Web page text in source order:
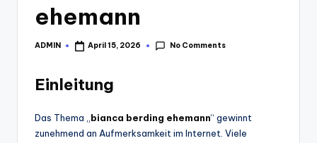
ehemann
Posted
ADMIN April 15, 2026 No Comments
Einleitung
Das Thema „ bianca berding ehemann“ gewinnt
zunehmend an Aufmerksamkeit im Internet. Viele